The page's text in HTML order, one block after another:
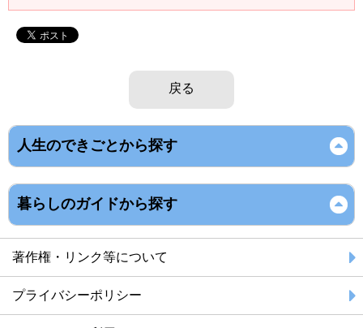
戻る
人生のできごとから探す
暮らしのガイドから探す
著作権・リンク等について
プライバシーポリシー